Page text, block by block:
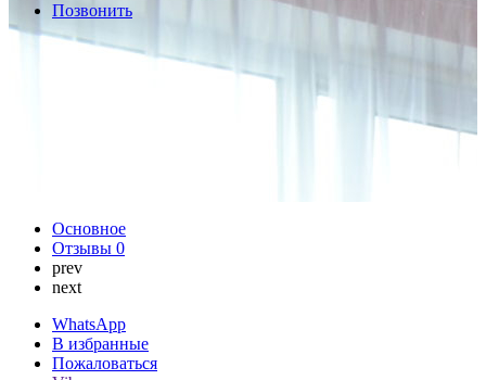
Позвонить
Основное
Отзывы 0
prev
next
WhatsApp
В избранные
Пожаловаться